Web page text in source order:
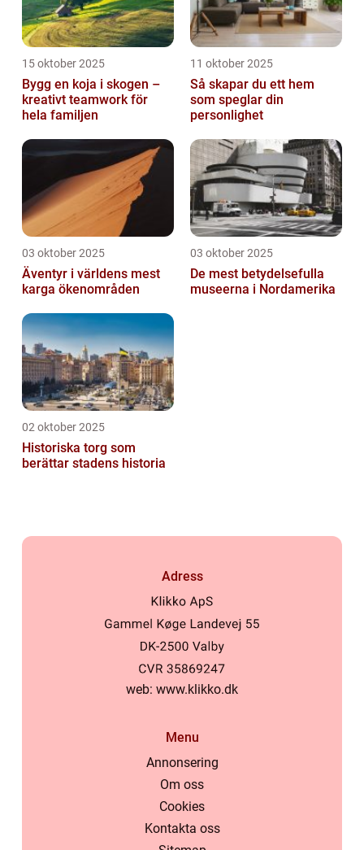
15 oktober 2025
Bygg en koja i skogen –
kreativt teamwork för
hela familjen
11 oktober 2025
Så skapar du ett hem
som speglar din
personlighet
03 oktober 2025
Äventyr i världens mest
karga ökenområden
03 oktober 2025
De mest betydelsefulla
museerna i Nordamerika
02 oktober 2025
Historiska torg som
berättar stadens historia
Adress
web: www.klikko.dk
Menu
Annonsering
Om oss
Cookies
Kontakta oss